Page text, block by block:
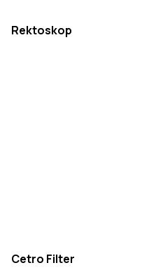
Rektoskop
Cetro Filter